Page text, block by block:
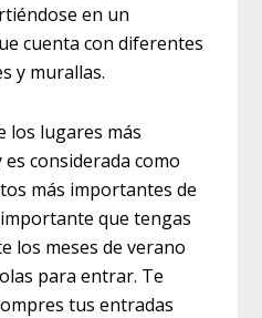
en un
cuenta con diferentes
y murallas.
los lugares más
considerada como
más importantes de
que tengas
los meses de verano
para entrar. Te
tus entradas